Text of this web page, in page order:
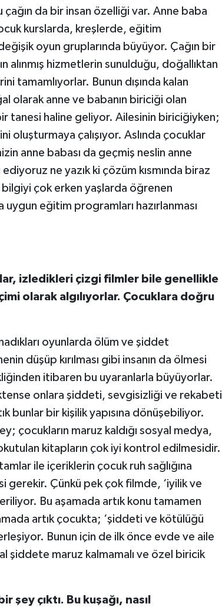
da bir insan özelliği var. Anne baba
kurslarda, kreşlerde, eğitim
oyun gruplarında büyüyor. Çağın bir
alınmış hizmetlerin sunulduğu, doğallıktan
tamamlıyorlar. Bunun dışında kalan
anne ve babanın biriciği olan
tanesi haline geliyor. Ailesinin biriciğiyken;
oluşturmaya çalışıyor. Aslında çocuklar
anne babası da geçmiş neslin anne
ne yazık ki çözüm kısmında biraz
çok erken yaşlarda öğrenen
eğitim programları hazırlanması
izledikleri çizgi filmler bile genellikle
olarak algılıyorlar. Çocuklara doğru
oyunlarda ölüm ve şiddet
düşüp kırılması gibi insanın da ölmesi
itibaren bu uyaranlarla büyüyorlar.
onlara şiddeti, sevgisizliği ve rekabeti
bunlar bir kişilik yapısına dönüşebiliyor.
çocukların maruz kaldığı sosyal medya,
kitapların çok iyi kontrol edilmesidir.
ile içeriklerin çocuk ruh sağlığına
gerekir. Çünkü pek çok filmde, ‘iyilik ve
Bu aşamada artık konu tamamen
artık çocukta; ‘şiddeti ve kötülüğü
Bunun için de ilk önce evde ve aile
şiddete maruz kalmamalı ve özel biricik
şey çıktı. Bu kuşağı, nasıl